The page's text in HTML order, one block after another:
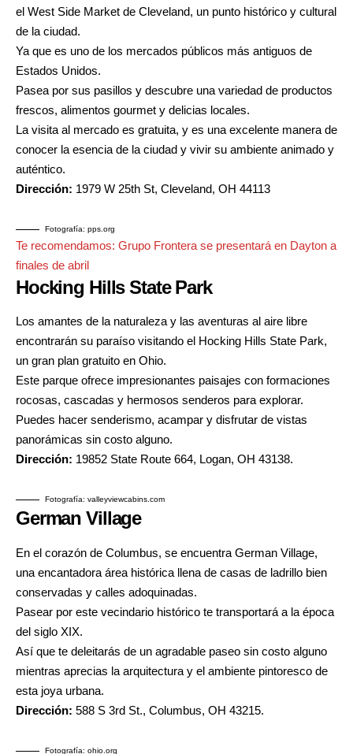
el West Side Market de Cleveland, un punto histórico y cultural
de la ciudad.
Ya que es uno de los mercados públicos más antiguos de
Estados Unidos.
Pasea por sus pasillos y descubre una variedad de productos
frescos, alimentos gourmet y delicias locales.
La visita al mercado es gratuita, y es una excelente manera de
conocer la esencia de la ciudad y vivir su ambiente animado y
auténtico.
Dirección: 1979 W 25th St, Cleveland, OH 44113
Fotografía: pps.org
Te recomendamos: Grupo Frontera se presentará en Dayton a
finales de abril
Hocking Hills State Park
Los amantes de la naturaleza y las aventuras al aire libre
encontrarán su paraíso visitando el Hocking Hills State Park,
un gran plan gratuito en Ohio.
Este parque ofrece impresionantes paisajes con formaciones
rocosas, cascadas y hermosos senderos para explorar.
Puedes hacer senderismo, acampar y disfrutar de vistas
panorámicas sin costo alguno.
Dirección: 19852 State Route 664, Logan, OH 43138.
Fotografía: valleyviewcabins.com
German Village
En el corazón de Columbus, se encuentra German Village,
una encantadora área histórica llena de casas de ladrillo bien
conservadas y calles adoquinadas.
Pasear por este vecindario histórico te transportará a la época
del siglo XIX.
Así que te deleitarás de un agradable paseo sin costo alguno
mientras aprecias la arquitectura y el ambiente pintoresco de
esta joya urbana.
Dirección: 588 S 3rd St., Columbus, OH 43215.
Fotografía: ohio.org